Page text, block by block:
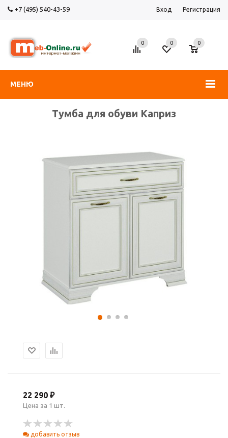
+7 (495) 540-43-59 Вход Регистрация
МЕНЮ
0 0
0
Тумба для обуви Каприз
22 290 ₽
Цена за 1 шт.
добавить отзыв